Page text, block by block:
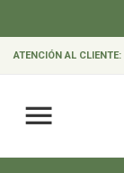
ATENCIÓN AL CLIENTE: